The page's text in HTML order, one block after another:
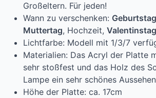
Großeltern. Für jeden!
Wann zu verschenken: Geburtstag
Muttertag, Hochzeit, Valentinstag
Lichtfarbe: Modell mit 1/3/7
Materialien: Das Acryl der Platte
sehr stoßfest und das Holz des
Lampe ein sehr schönes Aussehen
Höhe der Platte: ca. 17cm